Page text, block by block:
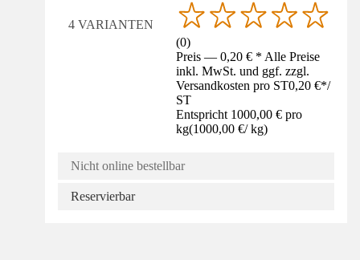
4 VARIANTEN
(0)
Preis — 0,20 € * Alle Preise
inkl. MwSt. und ggf. zzgl.
Versandkosten pro ST0,20 €*/
ST
Entspricht 1000,00 € pro
kg(1000,00 €/ kg)
Nicht online bestellbar
Reservierbar